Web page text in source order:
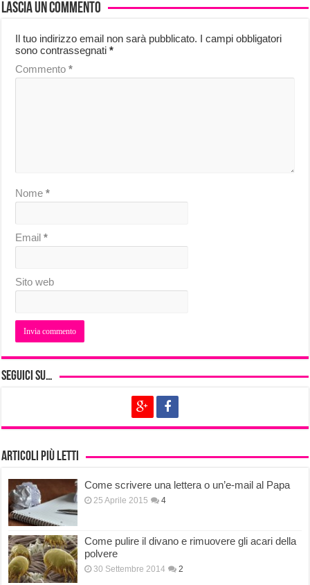
Lascia un commento
Il tuo indirizzo email non sarà pubblicato. I campi obbligatori
sono contrassegnati*
Commento*
Nome*
Email*
Sito web
Seguici su…
Articoli più letti
Come scrivere una lettera o un’e-mail al Papa
25 Aprile 2015 4
Come pulire il divano e rimuovere gli acari della
polvere
30 Settembre 2014 2